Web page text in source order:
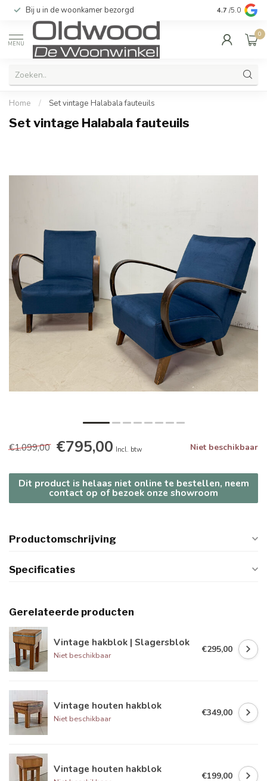
Bij u in de woonkamer bezorgd Kwaliteit &
4.7 /5.0
MENU
0
Home / Set vintage Halabala fauteuils
Set vintage Halabala fauteuils
€1.099,00 €795,00 Incl. btw Niet beschikbaar
Dit product is helaas niet online te bestellen, neem
contact op of bezoek onze showroom
Productomschrijving
Specificaties
Gerelateerde producten
Vintage hakblok | Slagersblok
Niet beschikbaar
€295,00
Vintage houten hakblok
Niet beschikbaar
€349,00
Vintage houten hakblok
€199,00